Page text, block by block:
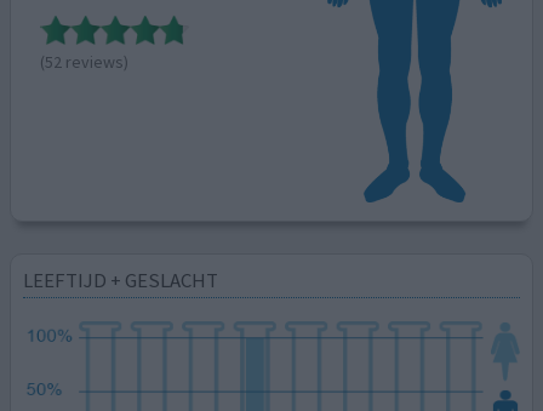
(52 reviews)
LEEFTIJD + GESLACHT